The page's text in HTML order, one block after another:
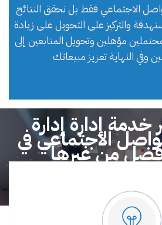
الاجتماعي فقط بل نحقق النتائج
والتركيز على التحويل على زيادة
مؤهلين وتحويل المتابعين إلى
وفي النهاية تعزيز مبيعاتك
خدمة إدارة إدارة
الاجتماعي في
من غيرها